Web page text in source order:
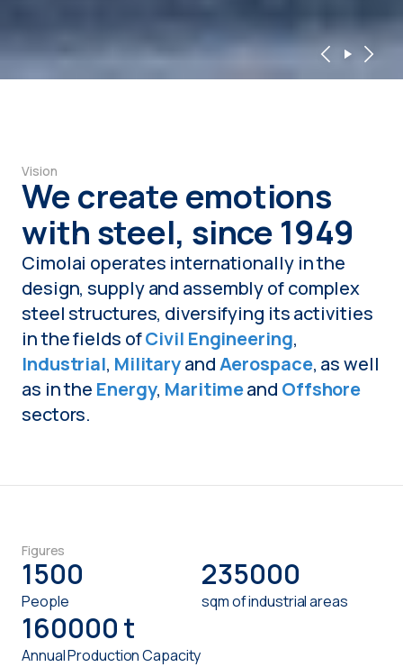
PreviousNext
Vision
We create emotions
with steel, since 1949
Cimolai operates internationally in the
design, supply and assembly of complex
steel structures, diversifying its activities
in the fields ofCivil Engineering,
Industrial, MilitaryandAerospace, as well
as in the Energy, Maritimeand Offshore
sectors.
Figures
People
1500
sqm of industrial areas
235000
Annual Production Capacity
160000 t